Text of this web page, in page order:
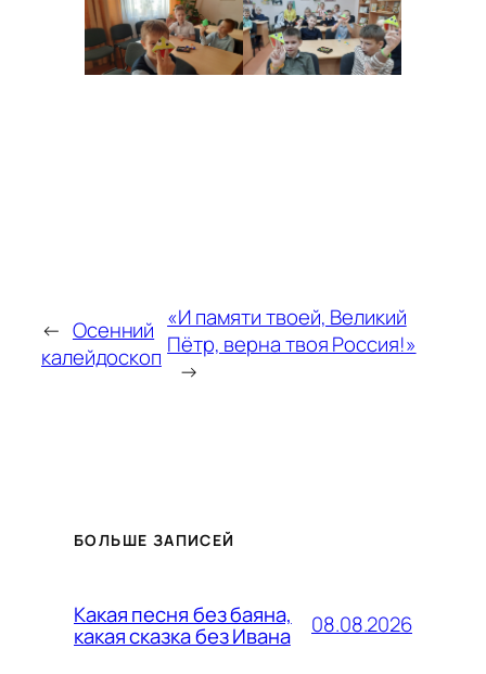
← Осенний
калейдоскоп
«И памяти твоей, Великий
Пётр, верна твоя Россия!»
→
БОЛЬШЕ ЗАПИСЕЙ
Какая песня без баяна,
какая сказка без Ивана 08.08.2026